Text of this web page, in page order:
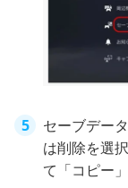
セーブデー
は削除を選
て「コピー